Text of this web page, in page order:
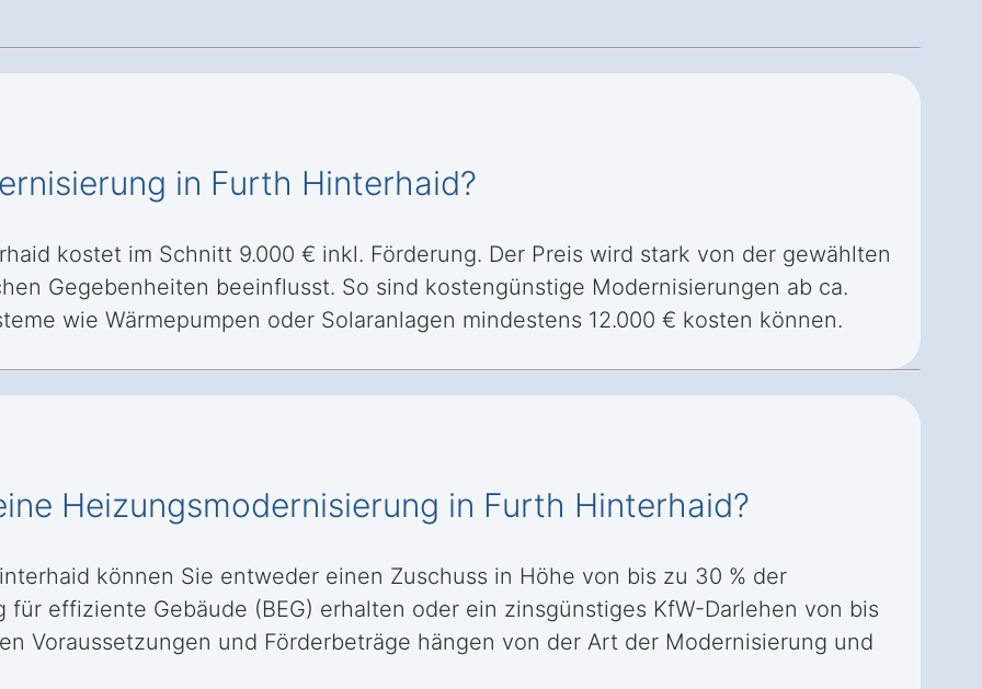
in Furth Hinterhaid?
kostet im Schnitt 9.000 € inkl. Förderung. Der Preis wird stark von der gewählten
Gegebenheiten beeinflusst. So sind kostengünstige Modernisierungen ab ca.
wie Wärmepumpen oder Solaranlagen mindestens 12.000 € kosten können.
Heizungsmodernisierung in Furth Hinterhaid?
können Sie entweder einen Zuschuss in Höhe von bis zu 30 % der
effiziente Gebäude (BEG) erhalten oder ein zinsgünstiges KfW-Darlehen von bis
Voraussetzungen und Förderbeträge hängen von der Art der Modernisierung und